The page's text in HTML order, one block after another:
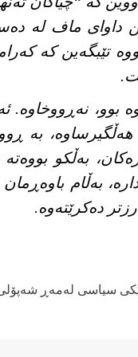
داوای ماف لە
تێبگەین کە
بوو، نەڕووخاوە.
هەڵگیرساوە، بە
بەڵکو
بەڵام
دەکرێتەوە.
سیاسی لەمەڕ